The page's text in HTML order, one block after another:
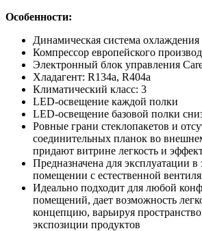
Особенности:
Динамическая система охлаждения
Компрессор европейского
Электронный блок управления
Хладагент: R134a, R404a
Климатический класс: 3
LED-освещение каждой полки
LED-освещение базовой полки
Ровные грани стеклопакетов и
соединительных планок во
придают витрине легкость и
Предназначена для эксплуатации в
помещении с естественной
Идеально подходит для любой
помещений, дает возможность
концепцию, варьируя
экспозиции продуктов